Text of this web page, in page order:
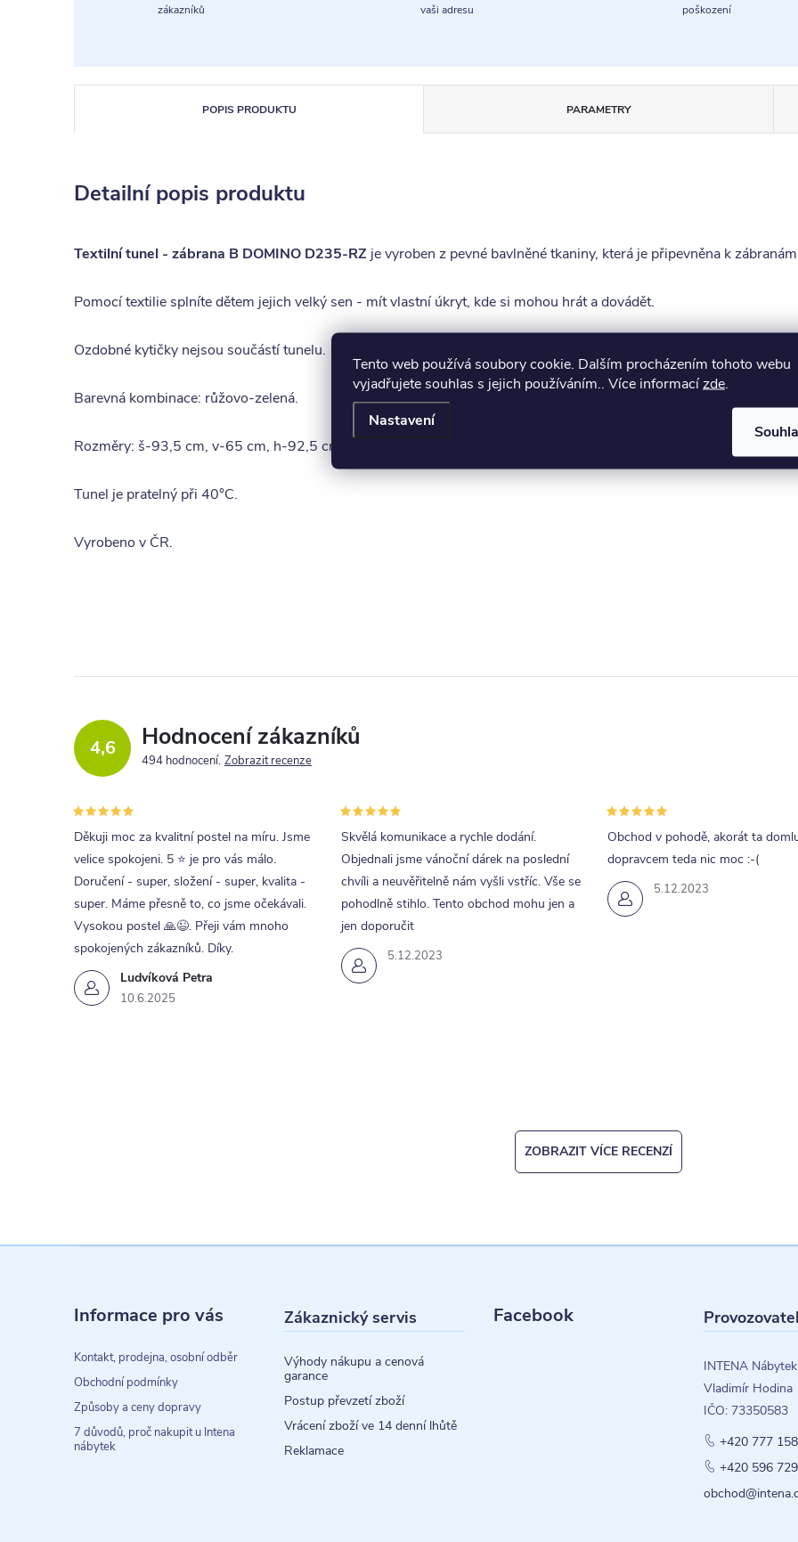
Tento web používá soubory cookie. Dalším procházením tohoto webu
vyjadřujete souhlas s jejich používáním.. Více informacízde.
Nastavení
zákazníků
vaši adresu
poškození
POPIS PRODUKTU PARAMETRY
Detailní popis produktu
Textilní tunel - zábrana B DOMINO D235-RZ je vyroben z pevné bavlněné tkaniny, která je připevněna k
Pomocí textilie splníte dětem jejich velký sen - mít vlastní úkryt, kde si mohou hrát a dovádět.
Ozdobné kytičky nejsou součástí tunelu.
Barevná kombinace: růžovo-zelená.
Rozměry: š-93,5 cm, v-65 cm, h-92,5 cm.
Tunel je pratelný při 40°C.
Vyrobeno v ČR.
4,6 Hodnocení zákazníků
494 hodnocení Zobrazit recenze
Ludvíková Petra
10.6.2025
Děkuji moc za kvalitní postel na míru. Jsme
velice spokojeni. 5 ⭐ je pro vás málo.
Doručení - super, složení - super, kvalita -
super. Máme přesně to, co jsme očekávali.
Vysokou postel 🙏😉. Přeji vám mnoho
spokojených zákazníků. Díky.
5.12.2023
Skvělá komunikace a rychle dodání.
Objednali jsme vánoční dárek na poslední
chvíli a neuvěřitelně nám vyšli vstříc. Vše se
pohodlně stihlo. Tento obchod mohu jen a
jen doporučit
5.12.2023
Obchod v pohodě, akorát ta
dopravcem teda nic moc :-(
ZOBRAZIT VÍCE RECENZÍ
Informace pro vás
Kontakt, prodejna, osobní odběr
Obchodní podmínky
Způsoby a ceny dopravy
7 důvodů, proč nakupit u Intena
nábytek
Zákaznický servis
Výhody nákupu a cenová
garance
Postup převzetí zboží
Vrácení zboží ve 14 denní lhůtě
Reklamace
Facebook
INTENA Nábytek
Vladimír Hodina
IČO: 73350583
+420 777
+420 596